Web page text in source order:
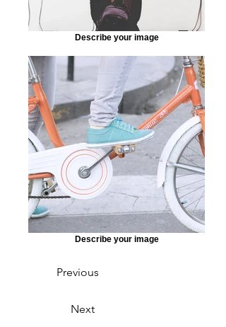
Describe your image
Describe your image
Previous
Next